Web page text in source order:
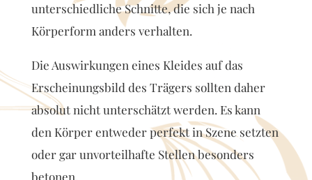
unterschiedliche Schnitte, die sich je nach
Körperform anders verhalten.
Die Auswirkungen eines Kleides auf das
Erscheinungsbild des Trägers sollten daher
absolut nicht unterschätzt werden. Es kann
den Körper entweder perfekt in Szene setzten
oder gar unvorteilhafte Stellen besonders
betonen.